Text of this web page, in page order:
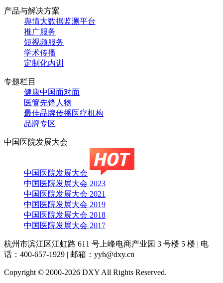
产品与解决方案
舆情大数据监测平台
推广服务
短视频服务
学术传播
定制化内训
专题栏目
健康中国面对面
医管先锋人物
最佳品牌传播医疗机构
品牌专区
中国医院发展大会
中国医院发展大会
中国医院发展大会 2023
中国医院发展大会 2021
中国医院发展大会 2019
中国医院发展大会 2018
中国医院发展大会 2017
杭州市滨江区江虹路 611 号上峰电商产业园 3 号楼 5 楼 | 电
话：400-657-1929 | 邮箱：yyh@dxy.cn
Copyright © 2000-2026 DXY All Rights Reserved.